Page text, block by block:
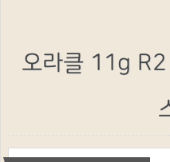
오라클 11g R2